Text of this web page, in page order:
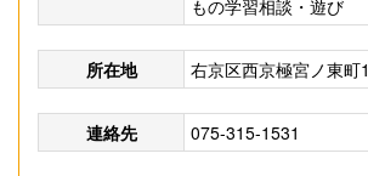
もの学習相談・遊び
所在地 右京区西京極宮ノ東町1
連絡先 075-315-1531